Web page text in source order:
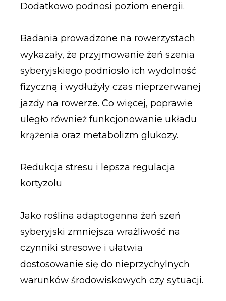
Dodatkowo podnosi poziom energii.
Badania prowadzone na rowerzystach
wykazały, że przyjmowanie żeń szenia
syberyjskiego podniosło ich wydolność
fizyczną i wydłużyły czas nieprzerwanej
jazdy na rowerze. Co więcej, poprawie
uległo również funkcjonowanie układu
krążenia oraz metabolizm glukozy.
Redukcja stresu i lepsza regulacja
kortyzolu
Jako roślina adaptogenna żeń szeń
syberyjski zmniejsza wrażliwość na
czynniki stresowe i ułatwia
dostosowanie się do nieprzychylnych
warunków środowiskowych czy sytuacji.